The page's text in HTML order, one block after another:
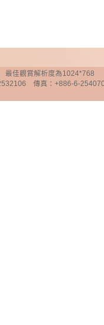
最佳觀賞解析度為1024*768
傳真：+886-6-